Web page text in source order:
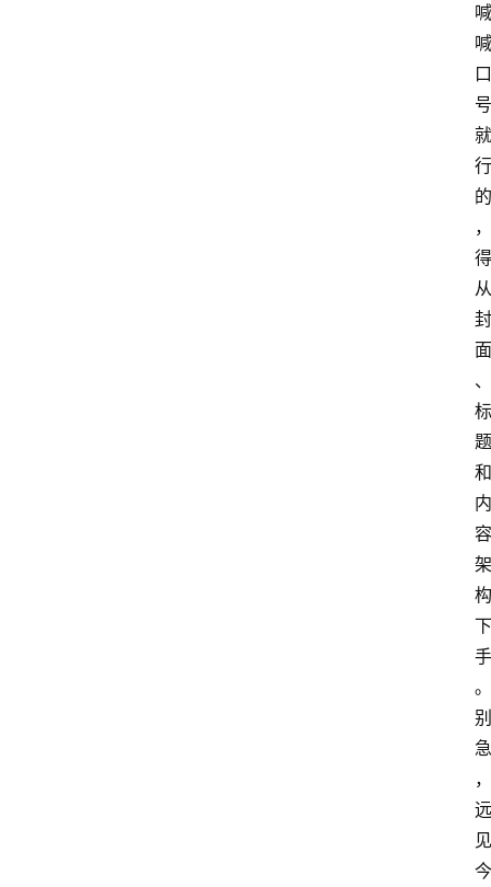
喊
喊
口
号
就
行
的
，
得
从
封
面
、
标
题
和
内
容
架
构
下
手
。
别
急
，
远
见
今